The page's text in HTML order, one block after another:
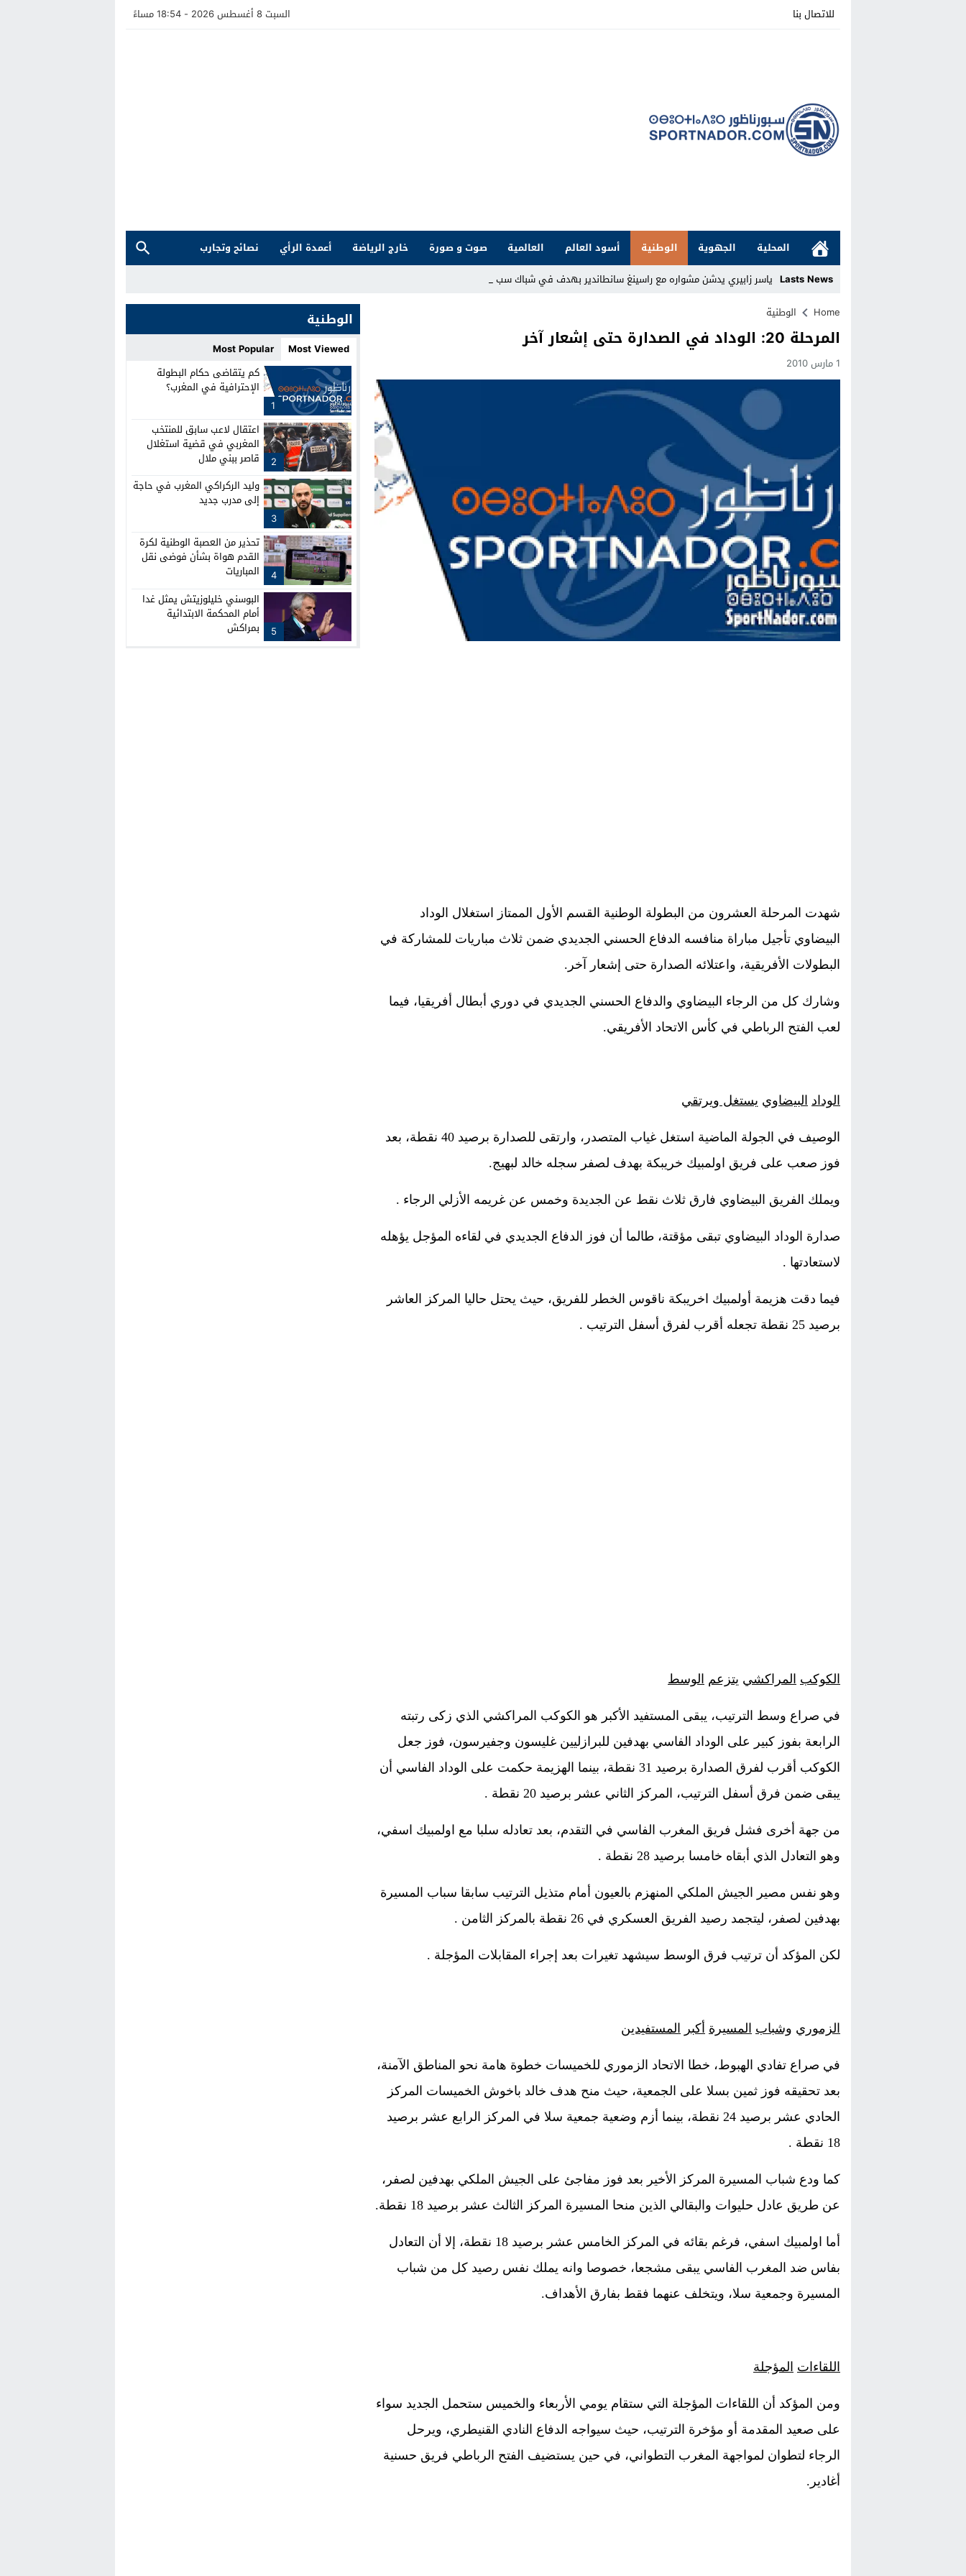
للاتصال بنا السبت 8 أغسطس 2026 - 18:54 مساءً
المحلية الجهوية الوطنية أسود العالم العالمية صوت و صورة خارج الرياضة أعمدة الرأي
نصائح وتجارب
Lasts News ياسر زابيري يدشن مشواره مع راسينغ سانطاندير بهدف في شباك سبورتينغ خ _
Stop
Previous
Home الوطنية
المرحلة 20: الوداد في الصدارة حتى إشعار آخر
1 مارس 2010
شهدت المرحلة العشرون من البطولة الوطنية القسم الأول الممتاز استغلال الوداد
البيضاوي تأجيل مباراة منافسه الدفاع الحسني الجديدي ضمن ثلاث مباريات للمشاركة في
البطولات الأفريقية، واعتلائه الصدارة حتى إشعار آخر.
وشارك كل من الرجاء البيضاوي والدفاع الحسني الجديدي في دوري أبطال أفريقيا، فيما
لعب الفتح الرباطي في كأس الاتحاد الأفريقي.
الوداد البيضاوي يستغل ويرتقي
الوصيف في الجولة الماضية استغل غياب المتصدر، وارتقى للصدارة برصيد 40 نقطة، بعد
فوز صعب على فريق اولمبيك خريبكة بهدف لصفر سجله خالد لبهيج.
ويملك الفريق البيضاوي فارق ثلاث نقط عن الجديدة وخمس عن غريمه الأزلي الرجاء .
صدارة الوداد البيضاوي تبقى مؤقتة، طالما أن فوز الدفاع الجديدي في لقاءه المؤجل يؤهله
لاستعادتها .
فيما دقت هزيمة أولمبيك اخريبكة ناقوس الخطر للفريق، حيث يحتل حاليا المركز العاشر
برصيد 25 نقطة تجعله أقرب لفرق أسفل الترتيب .
الكوكب المراكشي يتزعم الوسط
في صراع وسط الترتيب، يبقى المستفيد الأكبر هو الكوكب المراكشي الذي زكى رتبته
الرابعة بفوز كبير على الوداد الفاسي بهدفين للبرازليين غليسون وجفيرسون، فوز جعل
الكوكب أقرب لفرق الصدارة برصيد 31 نقطة، بينما الهزيمة حكمت على الوداد الفاسي أن
يبقى ضمن فرق أسفل الترتيب، المركز الثاني عشر برصيد 20 نقطة .
من جهة أخرى فشل فريق المغرب الفاسي في التقدم، بعد تعادله سلبا مع اولمبيك اسفي،
وهو التعادل الذي أبقاه خامسا برصيد 28 نقطة .
وهو نفس مصير الجيش الملكي المنهزم بالعيون أمام متذيل الترتيب سابقا سباب المسيرة
بهدفين لصفر، ليتجمد رصيد الفريق العسكري في 26 نقطة بالمركز الثامن .
لكن المؤكد أن ترتيب فرق الوسط سيشهد تغيرات بعد إجراء المقابلات المؤجلة .
الزموري وشباب المسيرة أكبر المستفيدين
في صراع تفادي الهبوط، خطا الاتحاد الزموري للخميسات خطوة هامة نحو المناطق الآمنة،
بعد تحقيقه فوز ثمين بسلا على الجمعية، حيث منح هدف خالد باخوش الخميسات المركز
الحادي عشر برصيد 24 نقطة، بينما أزم وضعية جمعية سلا في المركز الرابع عشر برصيد
18 نقطة .
كما ودع شباب المسيرة المركز الأخير بعد فوز مفاجئ على الجيش الملكي بهدفين لصفر،
عن طريق عادل حليوات والبقالي الذين منحا المسيرة المركز الثالث عشر برصيد 18 نقطة.
أما اولمبيك اسفي، فرغم بقائه في المركز الخامس عشر برصيد 18 نقطة، إلا أن التعادل
بفاس ضد المغرب الفاسي يبقى مشجعا، خصوصا وانه يملك نفس رصيد كل من شباب
المسيرة وجمعية سلا، ويتخلف عنهما فقط بفارق الأهداف.
اللقاءات المؤجلة
ومن المؤكد أن اللقاءات المؤجلة التي ستقام يومي الأربعاء والخميس ستحمل الجديد سواء
على صعيد المقدمة أو مؤخرة الترتيب، حيث سيواجه الدفاع النادي القنيطري، ويرحل
الرجاء لتطوان لمواجهة المغرب التطواني، في حين يستضيف الفتح الرباطي فريق حسنية
أغادير.
الوطنية
Most Viewed
Most Popular
1
كم يتقاضى حكام البطولة
الإحترافية في المغرب؟
2
اعتقال لاعب سابق للمنتخب
المغربي في قضية استغلال
قاصر ببني ملال
3
وليد الركراكي المغرب في حاجة
إلى مدرب جديد
4
تحذير من العصبة الوطنية لكرة
القدم هواة بشأن فوضى نقل
المباريات
5
البوسني خليلوزيتش يمثل غدا
أمام المحكمة الابتدائية
بمراكش